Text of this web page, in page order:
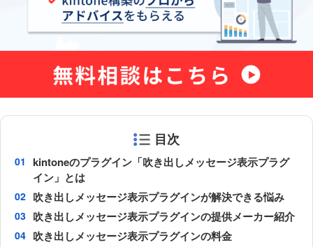
目次
kintoneのプラグイン「吹き出しメッセージ表示プラグ
イン」とは
吹き出しメッセージ表示プラグインが解決できる悩み
吹き出しメッセージ表示プラグインの提供メーカー紹介
吹き出しメッセージ表示プラグインの料金